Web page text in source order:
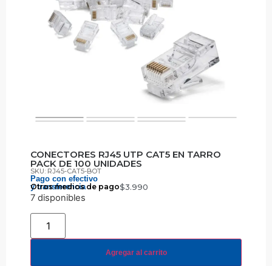
CONECTORES RJ45 UTP CAT5 EN TARRO
PACK DE 100 UNIDADES
SKU: RJ45-CAT5-BOT
Pago con efectivo
y transferencia
Otros medios de pago$3.990
7 disponibles
Agregar al carrito